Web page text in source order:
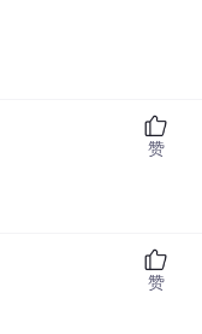
赞
赞